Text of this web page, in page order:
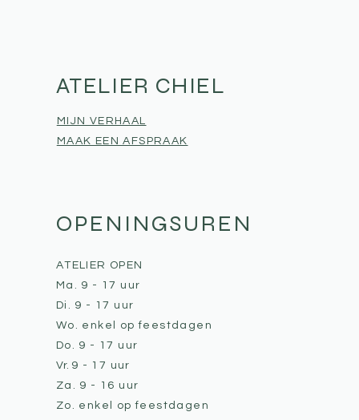
ATELIER CHIEL
MIJN VERHAAL
MAAK EEN AFSPRAAK
OPENINGSUREN
ATELIER OPEN
Ma. 9 - 17 uur
Di. 9 - 17 uur
Wo. enkel op feestdagen
Do. 9 - 17 uur
Vr. 9 - 17 uur
Za. 9 - 16 uur
Zo. enkel op feestdagen